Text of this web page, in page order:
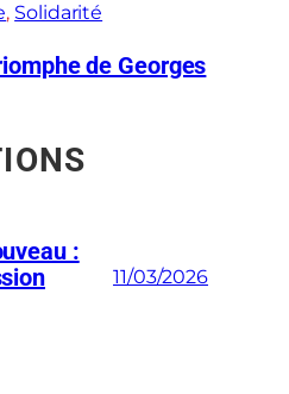
, Solidarité
de Georges
:
11/03/2026